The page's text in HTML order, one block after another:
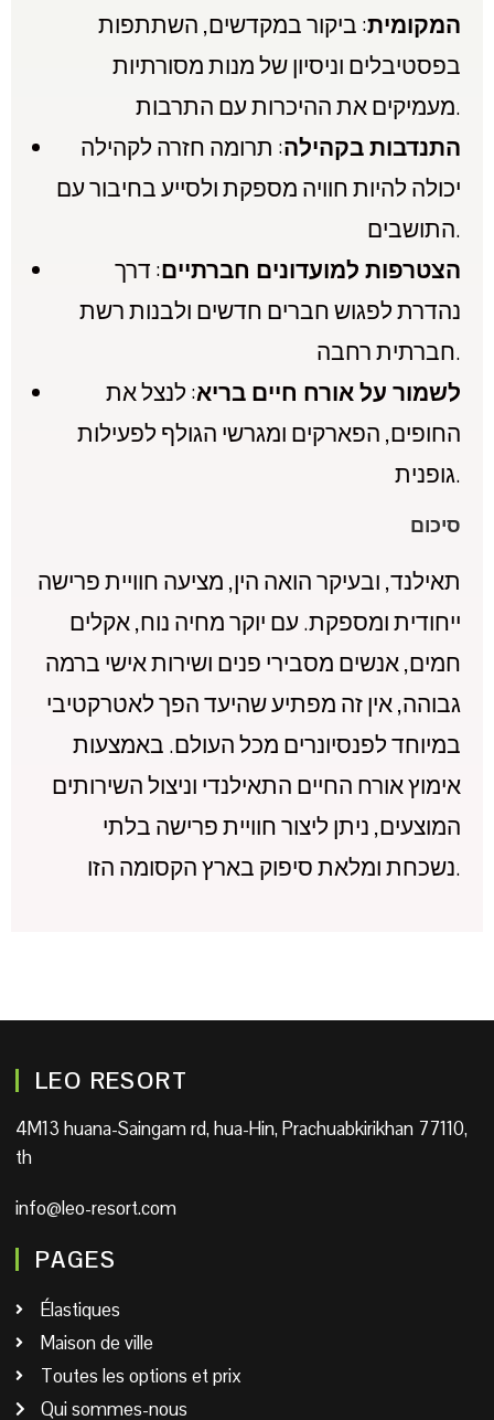
המקומית: ביקור במקדשים, השתתפות
בפסטיבלים וניסיון של מנות מסורתיות
מעמיקים את ההיכרות עם התרבות.
התנדבות בקהילה: תרומה חזרה לקהילה
יכולה להיות חוויה מספקת ולסייע בחיבור עם
התושבים.
הצטרפות למועדונים חברתיים: דרך
נהדרת לפגוש חברים חדשים ולבנות רשת
חברתית רחבה.
לשמור על אורח חיים בריא: לנצל את
החופים, הפארקים ומגרשי הגולף לפעילות
גופנית.
סיכום
תאילנד, ובעיקר הואה הין, מציעה חוויית פרישה
ייחודית ומספקת. עם יוקר מחיה נוח, אקלים
חמים, אנשים מסבירי פנים ושירות אישי ברמה
גבוהה, אין זה מפתיע שהיעד הפך לאטרקטיבי
במיוחד לפנסיונרים מכל העולם. באמצעות
אימוץ אורח החיים התאילנדי וניצול השירותים
המוצעים, ניתן ליצור חוויית פרישה בלתי
נשכחת ומלאת סיפוק בארץ הקסומה הזו.
LEO RESORT
4M13 huana-Saingam rd, hua-Hin, Prachuabkirikhan 77110,
th
info@leo-resort.com
PAGES
Élastiques
Maison de ville
Toutes les options et prix
Qui sommes-nous